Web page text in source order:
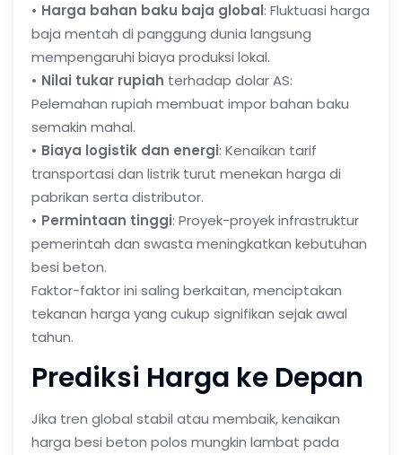
• Harga bahan baku baja global: Fluktuasi harga
baja mentah di panggung dunia langsung
mempengaruhi biaya produksi lokal.
• Nilai tukar rupiah terhadap dolar AS:
Pelemahan rupiah membuat impor bahan baku
semakin mahal.
• Biaya logistik dan energi: Kenaikan tarif
transportasi dan listrik turut menekan harga di
pabrikan serta distributor.
• Permintaan tinggi: Proyek-proyek infrastruktur
pemerintah dan swasta meningkatkan kebutuhan
besi beton.
Faktor-faktor ini saling berkaitan, menciptakan
tekanan harga yang cukup signifikan sejak awal
tahun.
Prediksi Harga ke Depan
Jika tren global stabil atau membaik, kenaikan
harga besi beton polos mungkin lambat pada